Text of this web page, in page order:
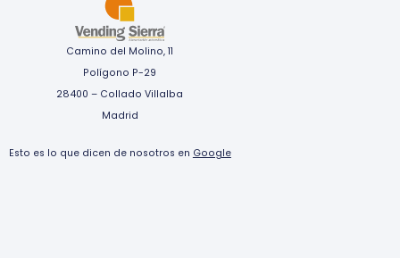
Camino del Molino, 11
Polígono P-29
28400 – Collado Villalba
Madrid
Esto es lo que dicen de nosotros en Google